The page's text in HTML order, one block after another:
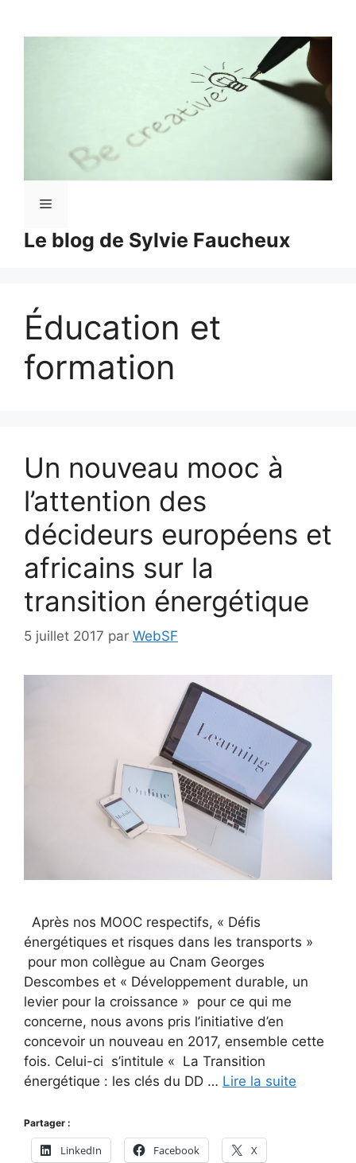
Le blog de Sylvie Faucheux
Menu
Éducation et
formation
Un nouveau mooc à
l’attention des
décideurs européens et
africains sur la
transition énergétique
5 juillet 2017 par WebSF
Après nos MOOC respectifs, « Défis
énergétiques et risques dans les transports »
pour mon collègue au Cnam Georges
Descombes et « Développement durable, un
levier pour la croissance » pour ce qui me
concerne, nous avons pris l’initiative d’en
concevoir un nouveau en 2017, ensemble cette
fois. Celui-ci s’intitule « La Transition
énergétique : les clés du DD … Lire la suite
Partager :
LinkedIn Facebook X